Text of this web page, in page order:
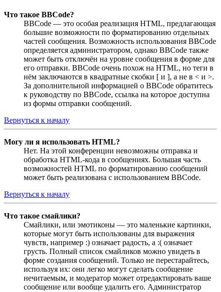
Что такое BBCode?
BBCode — это особая реализация HTML, предлагающая
большие возможности по форматированию отдельных
частей сообщения. Возможность использования BBCode
определяется администратором, однако BBCode также
может быть отключён на уровне сообщения в форме для
его отправки. BBCode очень похож на HTML, но теги в
нём заключаются в квадратные скобки [ и ], а не в < и >.
За дополнительной информацией о BBCode обратитесь
к руководству по BBCode, ссылка на которое доступна
из формы отправки сообщений.
Вернуться к началу
Могу ли я использовать HTML?
Нет. На этой конференции невозможны отправка и
обработка HTML-кода в сообщениях. Большая часть
возможностей HTML по форматированию сообщений
может быть реализована с использованием BBCode.
Вернуться к началу
Что такое смайлики?
Смайлики, или эмотиконы — это маленькие картинки,
которые могут быть использованы для выражения
чувств, например :) означает радость, а :( означает
грусть. Полный список смайликов можно увидеть в
форме создания сообщений. Только не перестарайтесь,
используя их: они легко могут сделать сообщение
нечитаемым, и модератор может отредактировать ваше
сообщение или вообще удалить его. Администратор